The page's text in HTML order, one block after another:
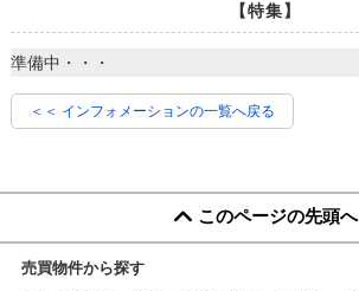
【特集】
準備中・・・
＜＜ インフォメーションの一覧へ戻る
このページの先頭へ
売買物件から探す